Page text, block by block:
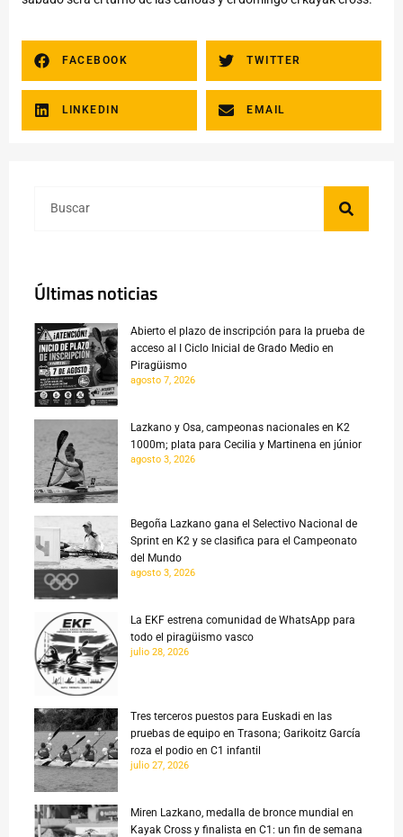
FACEBOOK TWITTER
LINKEDIN EMAIL
Últimas noticias
Abierto el plazo de inscripción para la prueba de
acceso al I Ciclo Inicial de Grado Medio en
Piragüismo
agosto 7, 2026
Lazkano y Osa, campeonas nacionales en K2
1000m; plata para Cecilia y Martinena en júnior
agosto 3, 2026
Begoña Lazkano gana el Selectivo Nacional de
Sprint en K2 y se clasifica para el Campeonato
del Mundo
agosto 3, 2026
La EKF estrena comunidad de WhatsApp para
todo el piragüismo vasco
julio 28, 2026
Tres terceros puestos para Euskadi en las
pruebas de equipo en Trasona; Garikoitz García
roza el podio en C1 infantil
julio 27, 2026
Miren Lazkano, medalla de bronce mundial en
Kayak Cross y finalista en C1: un fin de semana